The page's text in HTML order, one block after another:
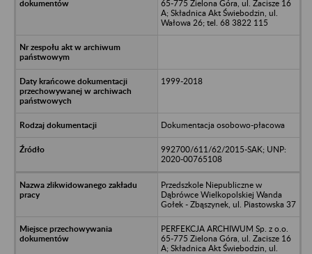
65-775 Zielona Góra, ul. Zacisze 16
A; Składnica Akt Świebodzin, ul.
Wałowa 26; tel. 68 3822 115
1999-2018
Dokumentacja osobowo-płacowa
992700/611/62/2015-SAK; UNP:
2020-00765108
Przedszkole Niepubliczne w
Dąbrówce Wielkopolskiej Wanda
Gołek - Zbąszynek, ul. Piastowska 37
PERFEKCJA ARCHIWUM Sp. z o.o.
65-775 Zielona Góra, ul. Zacisze 16
A; Składnica Akt Świebodzin, ul.